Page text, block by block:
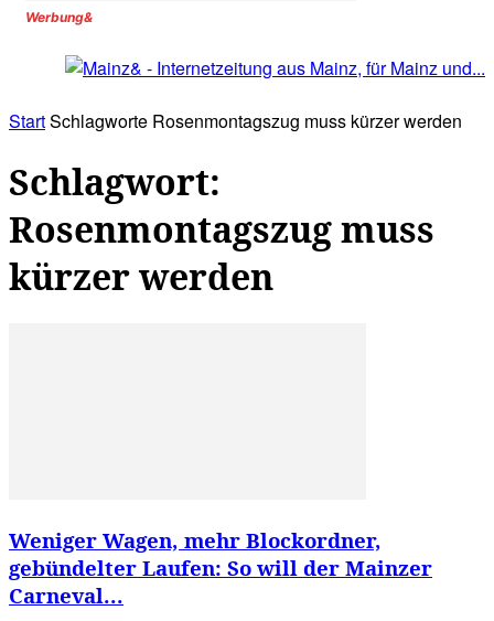
Werbung&
StartSchlagworte Rosenmontagszug muss kürzer werden
Schlagwort:
Rosenmontagszug muss
kürzer werden
Weniger Wagen, mehr Blockordner,
gebündelter Laufen: So will der Mainzer
Carneval...